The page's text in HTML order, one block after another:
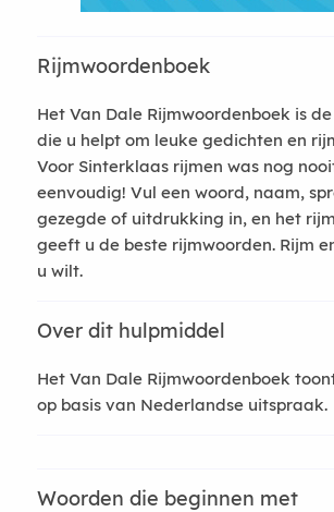
Rijmwoordenboek
Het Van Dale Rijmwoordenboek is
die u helpt om leuke gedichten en
Voor Sinterklaas rijmen was nog
eenvoudig! Vul een woord, naam,
gezegde of uitdrukking in, en het
geeft u de beste rijmwoorden. Rijm
u wilt.
Over dit hulpmiddel
Het Van Dale Rijmwoordenboek
op basis van Nederlandse uitspraak.
Woorden die beginnen met